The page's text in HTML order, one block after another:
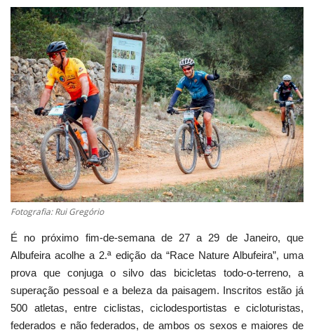
Sobre Nós
Educação
Estatuto Editorial
Saúde
Ficha técnica
Cultura
Ambiente
Fotografia: Rui Gregório
É no próximo fim-de-semana de 27 a 29 de Janeiro, que
Albufeira acolhe a 2.ª edição da “Race Nature Albufeira”, uma
prova que conjuga o silvo das bicicletas todo-o-terreno, a
superação pessoal e a beleza da paisagem. Inscritos estão já
500 atletas, entre ciclistas, ciclodesportistas e cicloturistas,
federados e não federados, de ambos os sexos e maiores de